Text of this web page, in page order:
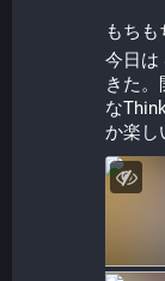
もちも
今日は
きた
な
か楽し